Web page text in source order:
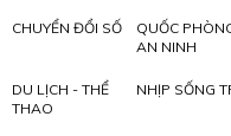
CHUYỂN ĐỔI SỐ
QUỐC
AN NINH
DU LỊCH - THỂ
THAO
NHỊP SỐNG